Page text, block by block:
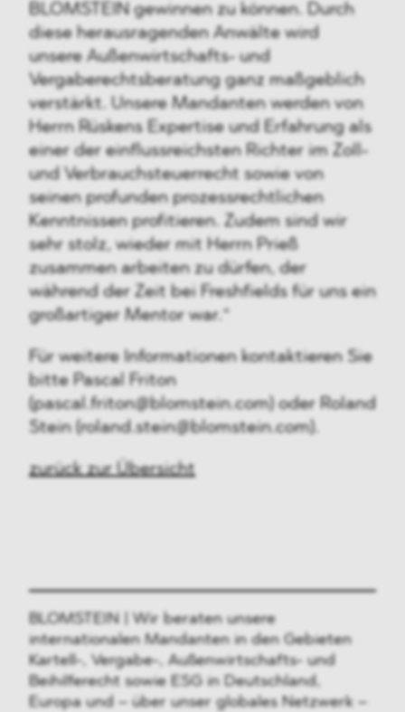
BLOMSTEIN gewinnen zu können. Durch
diese herausragenden Anwälte wird
unsere Außenwirtschafts- und
Vergaberechtsberatung ganz maßgeblich
verstärkt. Unsere Mandanten werden von
Herrn Rüskens Expertise und Erfahrung als
einer der einflussreichsten Richter im Zoll-
und Verbrauchsteuerrecht sowie von
seinen profunden prozessrechtlichen
Kenntnissen profitieren. Zudem sind wir
sehr stolz, wieder mit Herrn Prieß
zusammen arbeiten zu dürfen, der
während der Zeit bei Freshfields für uns ein
großartiger Mentor war.“
Für weitere Informationen kontaktieren Sie
bitte Pascal Friton
(pascal.friton@blomstein.com) oder Roland
Stein (roland.stein@blomstein.com).
zurück zur Übersicht
BLOMSTEIN | Wir beraten unsere
internationalen Mandanten in den Gebieten
Kartell-, Vergabe-, Außenwirtschafts- und
Beihilferecht sowie ESG in Deutschland,
Europa und – über unser globales Netzwerk –